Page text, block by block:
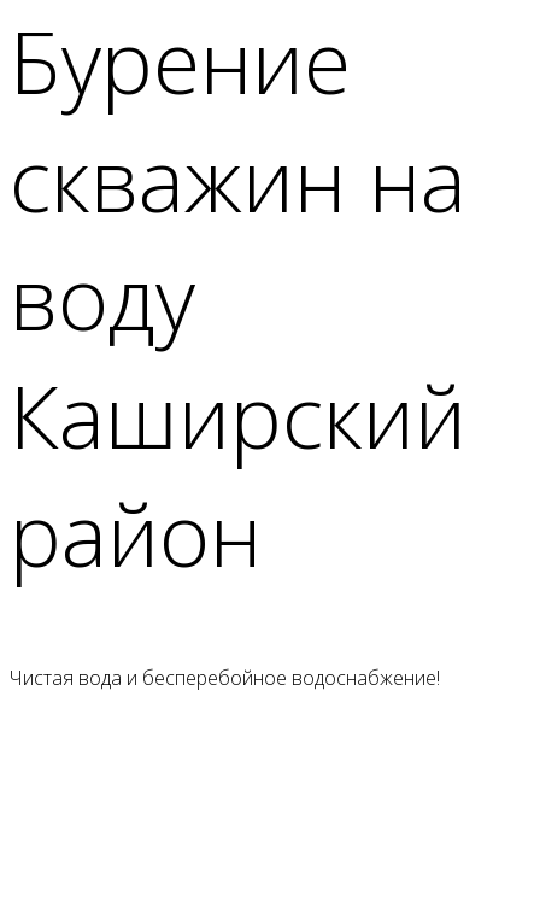
Бурение
скважин на
воду
Каширский
район
Чистая вода и бесперебойное водоснабжение!